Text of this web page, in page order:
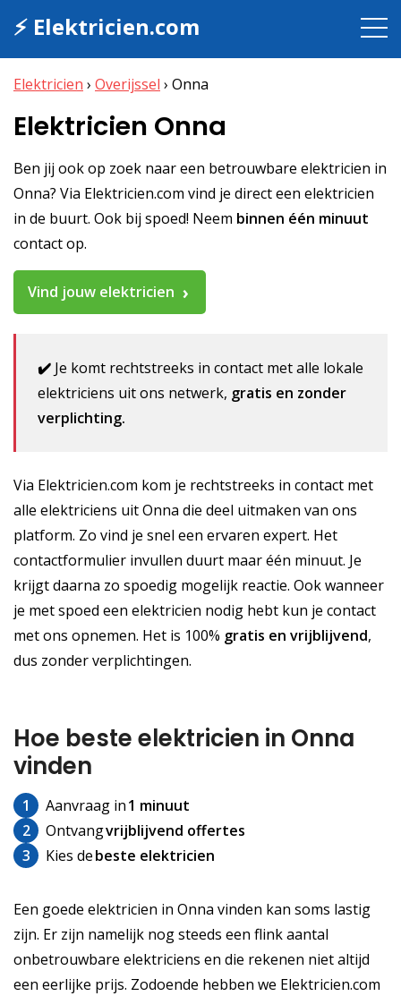
⚡ Elektricien.com
Elektricien › Overijssel › Onna
Elektricien Onna
Ben jij ook op zoek naar een betrouwbare elektricien in
Onna? Via Elektricien.com vind je direct een elektricien
in de buurt. Ook bij spoed! Neem binnen één minuut
contact op.
Vind jouw elektricien
✔️ Je komt rechtstreeks in contact met alle lokale
elektriciens uit ons netwerk, gratis en zonder
verplichting.
Via Elektricien.com kom je rechtstreeks in contact met
alle elektriciens uit Onna die deel uitmaken van ons
platform. Zo vind je snel een ervaren expert. Het
contactformulier invullen duurt maar één minuut. Je
krijgt daarna zo spoedig mogelijk reactie. Ook wanneer
je met spoed een elektricien nodig hebt kun je contact
met ons opnemen. Het is 100% gratis en vrijblijvend,
dus zonder verplichtingen.
Hoe beste elektricien in Onna
vinden
1 Aanvraag in1 minuut
2
Ontvangvrijblijvend offertes
3
Kies debeste elektricien
Een goede elektricien in Onna vinden kan soms lastig
zijn. Er zijn namelijk nog steeds een flink aantal
onbetrouwbare elektriciens en die rekenen niet altijd
een eerlijke prijs. Zodoende hebben we Elektricien.com